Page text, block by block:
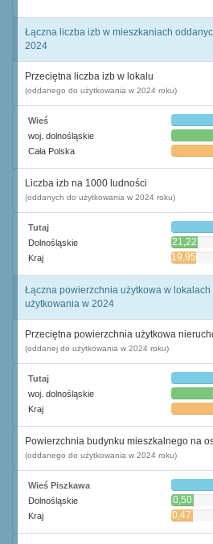
Łączna liczba izb w mieszkaniach
2024
Przeciętna liczba izb w lokalu
(oddanego do użytkowania w 2024 roku)
Wieś
woj. dolnośląskie
Cała Polska
Liczba izb na 1000 ludności
(oddanych do użytkowania w 2024 roku)
Tutaj
Dolnośląskie 21,22
Kraj 19,95
Łączna powierzchnia użytkowa w
użytkowania w 2024
Przeciętna powierzchnia użytkowa
(oddanej do użytkowania w 2024 roku)
Tutaj
woj. dolnośląskie
Kraj
Powierzchnia budynku mieszkalnego na
(oddanego do użytkowania w 2024 roku)
Wieś Piszkawa
Dolnośląskie
0,50
m2
Kraj
0,47